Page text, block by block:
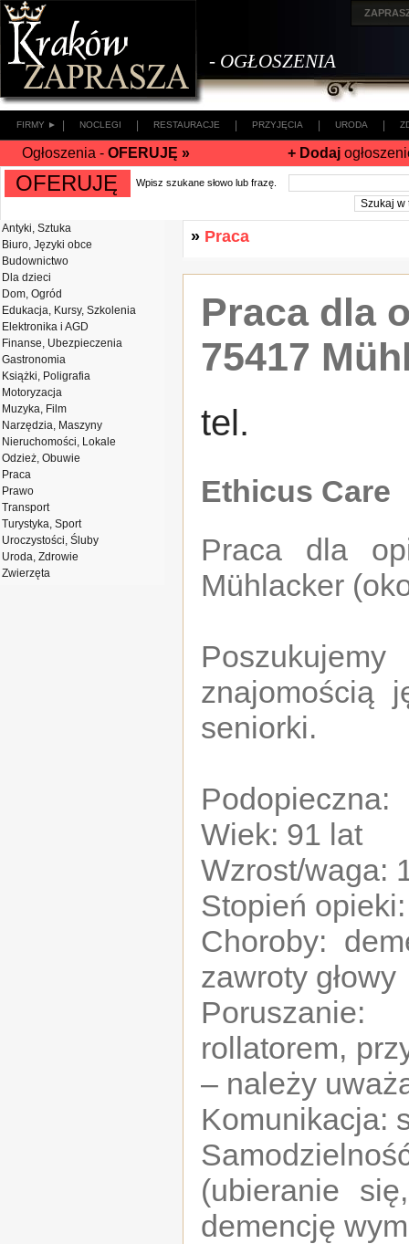
- OGŁOSZENIA
FIRMY ► NOCLEGI RESTAURACJE PRZYJĘCIA URODA
Ogłoszenia - OFERUJĘ » + Dodaj
OFERUJĘ Wpisz szukane słowo lub frazę.
Antyki, Sztuka
Biuro, Języki obce
Budownictwo
Dla dzieci
Dom, Ogród
Edukacja, Kursy, Szkolenia
Elektronika i AGD
Finanse, Ubezpieczenia
Gastronomia
Książki, Poligrafia
Motoryzacja
Muzyka, Film
Narzędzia, Maszyny
Nieruchomości, Lokale
Odzież, Obuwie
Praca
Prawo
Transport
Turystyka, Sport
Uroczystości, Śluby
Uroda, Zdrowie
Zwierzęta
» Praca
Praca dla
75417
tel.
Ethicus Care
Praca dla
Mühlacker
znajomością
seniorki.
Podopieczna:
Wiek: 91 lat
Wzrost/waga:
Stopień
Choroby:
zawroty głowy
rollatorem,
– należy
Komunikacja:
(ubieranie
demencję